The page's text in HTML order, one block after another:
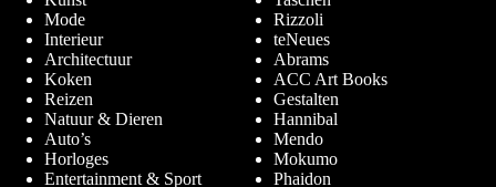
Mode
Interieur
Architectuur
Koken
Reizen
Natuur & Dieren
Auto’s
Horloges
Entertainment & Sport
Rizzoli
teNeues
Abrams
ACC Art Books
Gestalten
Hannibal
Mendo
Mokumo
Phaidon